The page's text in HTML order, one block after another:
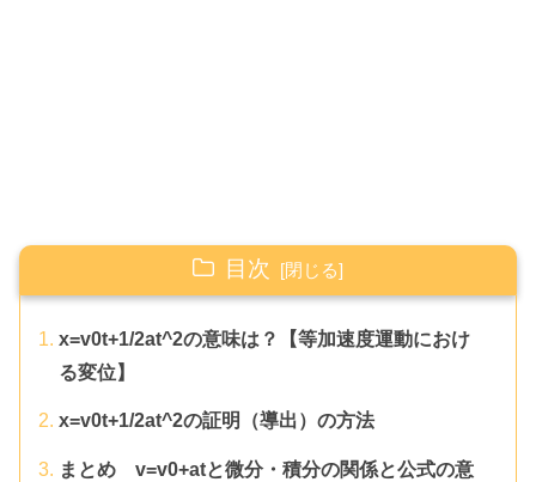
目次
x=v0t+1/2at^2の意味は？【等加速度運動におけ
る変位】
x=v0t+1/2at^2の証明（導出）の方法
まとめ v=v0+atと微分・積分の関係と公式の意